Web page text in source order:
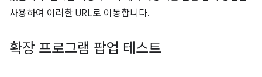
사용하여 이러한 URL로 이동합니다.
확장 프로그램 팝업 테스트